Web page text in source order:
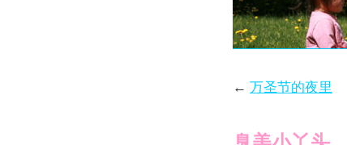
← 万圣节的夜里